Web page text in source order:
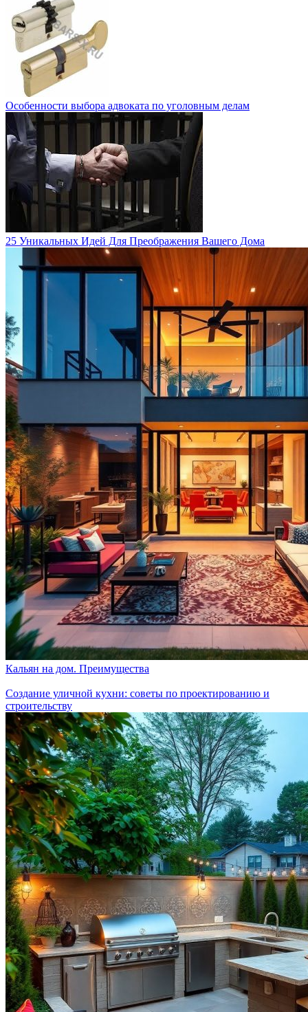
Особенности выбора адвоката по уголовным делам
25 Уникальных Идей Для Преображения Вашего Дома
Кальян на дом. Преимущества
Создание уличной кухни: советы по проектированию и
строительству